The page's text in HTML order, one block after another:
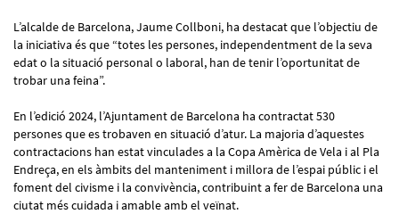
L’alcalde de Barcelona, Jaume Collboni, ha destacat que l’objectiu de
la iniciativa és que “totes les persones, independentment de la seva
edat o la situació personal o laboral, han de tenir l’oportunitat de
trobar una feina”.
En l’edició 2024, l’Ajuntament de Barcelona ha contractat 530
persones que es trobaven en situació d’atur. La majoria d’aquestes
contractacions han estat vinculades a la Copa Amèrica de Vela i al Pla
Endreça, en els àmbits del manteniment i millora de l’espai públic i el
foment del civisme i la convivència, contribuint a fer de Barcelona una
ciutat més cuidada i amable amb el veïnat.